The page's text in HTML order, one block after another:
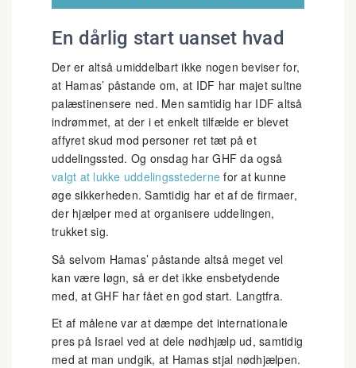
En dårlig start uanset hvad
Der er altså umiddelbart ikke nogen beviser for,
at Hamas’ påstande om, at IDF har majet sultne
palæstinensere ned. Men samtidig har IDF altså
indrømmet, at der i et enkelt tilfælde er blevet
affyret skud mod personer ret tæt på et
uddelingssted. Og onsdag har GHF da også
valgt at lukke uddelingsstederne for at kunne
øge sikkerheden. Samtidig har et af de firmaer,
der hjælper med at organisere uddelingen,
trukket sig.
Så selvom Hamas’ påstande altså meget vel
kan være løgn, så er det ikke ensbetydende
med, at GHF har fået en god start. Langtfra.
Et af målene var at dæmpe det internationale
pres på Israel ved at dele nødhjælp ud, samtidig
med at man undgik, at Hamas stjal nødhjælpen.